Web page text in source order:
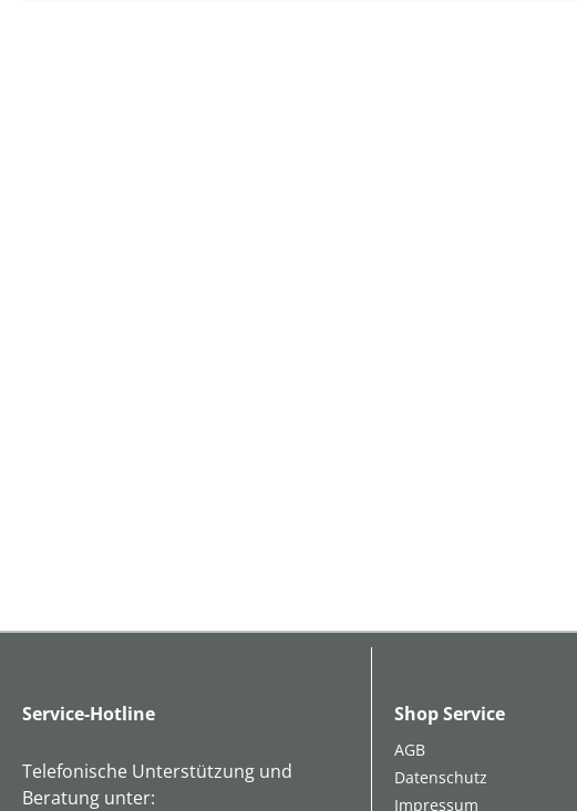
Service-Hotline
Telefonische Unterstützung und
Beratung unter:
Shop Service
AGB
Datenschutz
Impressum